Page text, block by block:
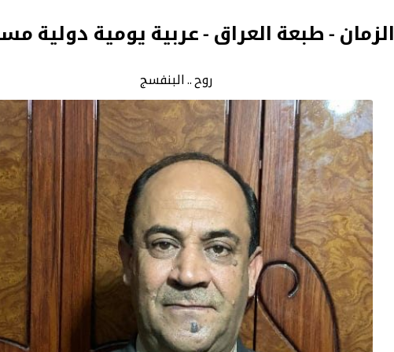
الزمان - طبعة العراق - عربية يومية دولية
روح .. البنفسج